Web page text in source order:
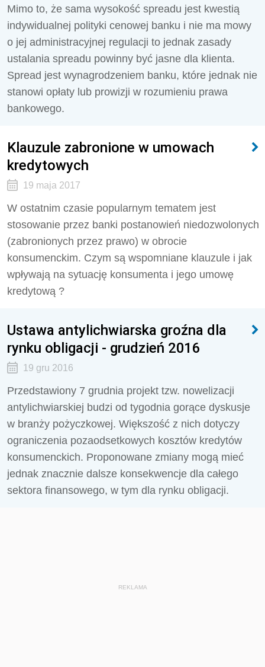
Mimo to, że sama wysokość spreadu jest kwestią
indywidualnej polityki cenowej banku i nie ma mowy
o jej administracyjnej regulacji to jednak zasady
ustalania spreadu powinny być jasne dla klienta.
Spread jest wynagrodzeniem banku, które jednak nie
stanowi opłaty lub prowizji w rozumieniu prawa
bankowego.
Klauzule zabronione w umowach
kredytowych
19 maja 2017
W ostatnim czasie popularnym tematem jest
stosowanie przez banki postanowień niedozwolonych
(zabronionych przez prawo) w obrocie
konsumenckim. Czym są wspomniane klauzule i jak
wpływają na sytuację konsumenta i jego umowę
kredytową ?
Ustawa antylichwiarska groźna dla
rynku obligacji - grudzień 2016
19 gru 2016
Przedstawiony 7 grudnia projekt tzw. nowelizacji
antylichwiarskiej budzi od tygodnia gorące dyskusje
w branży pożyczkowej. Większość z nich dotyczy
ograniczenia pozaodsetkowych kosztów kredytów
konsumenckich. Proponowane zmiany mogą mieć
jednak znacznie dalsze konsekwencje dla całego
sektora finansowego, w tym dla rynku obligacji.
REKLAMA